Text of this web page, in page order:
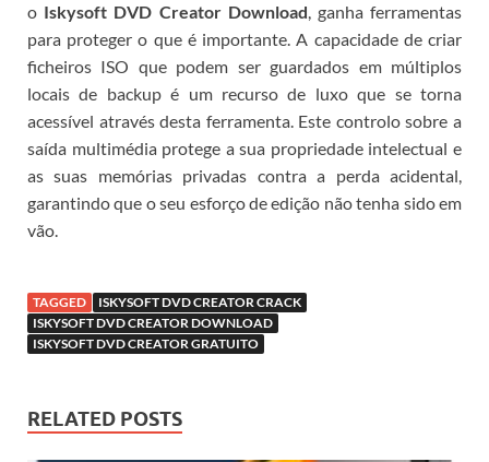
o Iskysoft DVD Creator Download, ganha ferramentas
para proteger o que é importante. A capacidade de criar
ficheiros ISO que podem ser guardados em múltiplos
locais de backup é um recurso de luxo que se torna
acessível através desta ferramenta. Este controlo sobre a
saída multimédia protege a sua propriedade intelectual e
as suas memórias privadas contra a perda acidental,
garantindo que o seu esforço de edição não tenha sido em
vão.
TAGGED
ISKYSOFT DVD CREATOR CRACK
ISKYSOFT DVD CREATOR DOWNLOAD
ISKYSOFT DVD CREATOR GRATUITO
RELATED POSTS